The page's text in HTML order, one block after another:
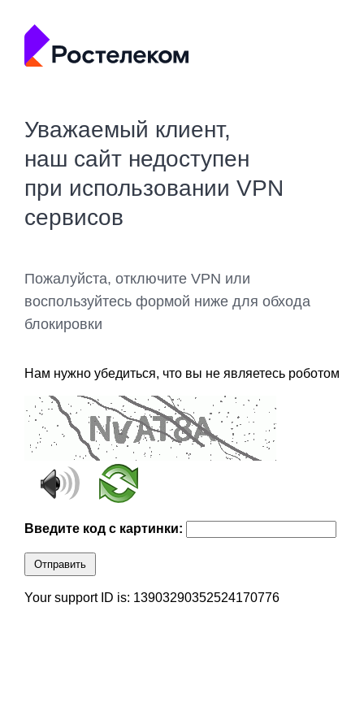
Уважаемый клиент,
наш сайт недоступен
при использовании VPN
сервисов
Пожалуйста, отключите VPN или
воспользуйтесь формой ниже для обхода
блокировки
Нам нужно убедиться, что вы не являетесь роботом
Введите код с картинки:
Отправить
Your support ID is: 13903290352524170776